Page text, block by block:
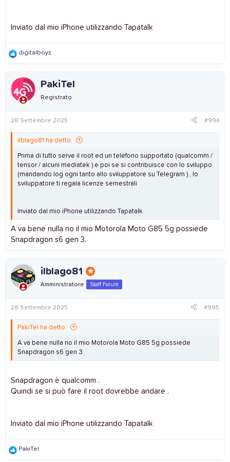
Inviato dal mio iPhone utilizzando Tapatalk
R
c
i
o
s
digitalboyz
PakiTel
Registrato
28 Settembre 2025 #994
ilblago81 ha detto:
Prima di tutto serve il root ed un telefono supportato (qualcomm /
tensor / alcuni mediatek ) e poi se si contribuisce con lo sviluppo
(mandando log ogni tanto allo sviluppatore su Telegram ) , lo
sviluppatore ti regala licenze semestrali
Inviato dal mio iPhone utilizzando Tapatalk
A va bene nulla no il mio Motorola Moto G85 5g possiede
Snapdragon s6 gen 3.
ilblago81
Amministratore Staff Forum
28 Settembre 2025 #995
PakiTel ha detto:
A va bene nulla no il mio Motorola Moto G85 5g possiede
Snapdragon s6 gen 3.
Snapdragon è qualcomm .
Quindi se si può fare il root dovrebbe andare .
Inviato dal mio iPhone utilizzando Tapatalk
R
PakiTel